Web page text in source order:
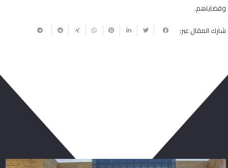
وقضاياهم.
شارك المقال عبر: